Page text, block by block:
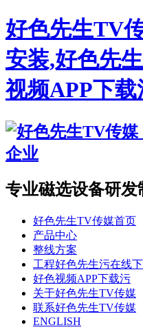
好色先生TV
安装,好色先
视频APP下载
专业磁选设备研发
好色先生TV传媒首页
产品中心
整线方案
工程好色先生污在线
好色视频APP下载污
关于好色先生TV传媒
联系好色先生TV传媒
ENGLISH